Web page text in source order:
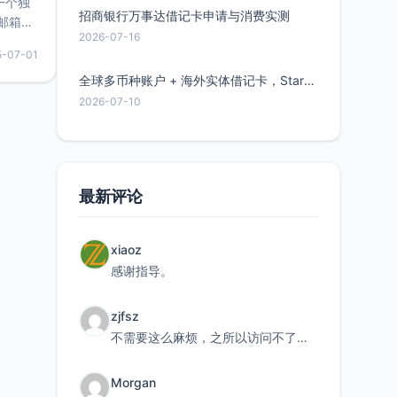
箱等
较有
惠的
07-01
招商银行万事达借记卡申请与消费实测
2026-07-16
全球多币种账户 + 海外实体借记卡，Starryblu开户教程与注意事项
2026-07-10
最新评论
xiaoz
感谢指导。
zjfsz
不需要这么麻烦，之所以访问不了，是由于非对称路由的问题，在爱快主路由添加一条静态路由192.168.
Morgan